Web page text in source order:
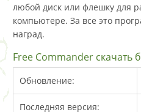
любой диск или флешку для
компьютере. За все это
наград.
Free Commander скачать
Обновление:
Последняя версия: